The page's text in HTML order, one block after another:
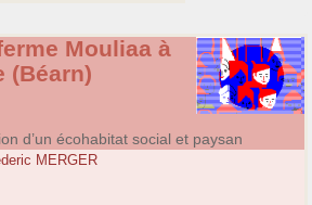
Mouliaa à
(Béarn)
d’un écohabitat social et paysan
MERGER